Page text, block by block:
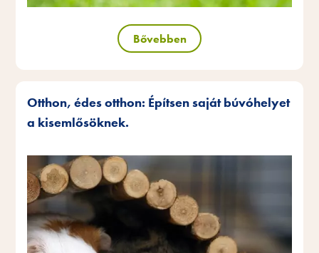
Bővebben
Otthon, édes otthon: Építsen saját búvóhelyet
a kisemlősöknek.